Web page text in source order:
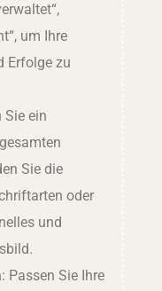
um Ihre
Erfolge zu
Sie ein
Sie die
oder
und
Passen Sie Ihre